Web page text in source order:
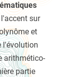
sur
et
l'évolution
arithmético-
partie